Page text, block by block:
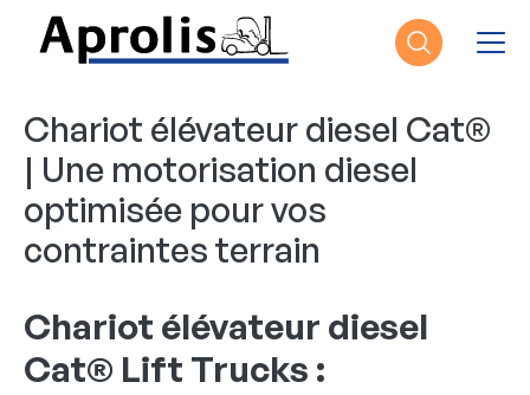
Aller au contenu principal
Chariot élévateur diesel Cat®
| Une motorisation diesel
optimisée pour vos
contraintes terrain
Chariot élévateur diesel
Cat® Lift Trucks :